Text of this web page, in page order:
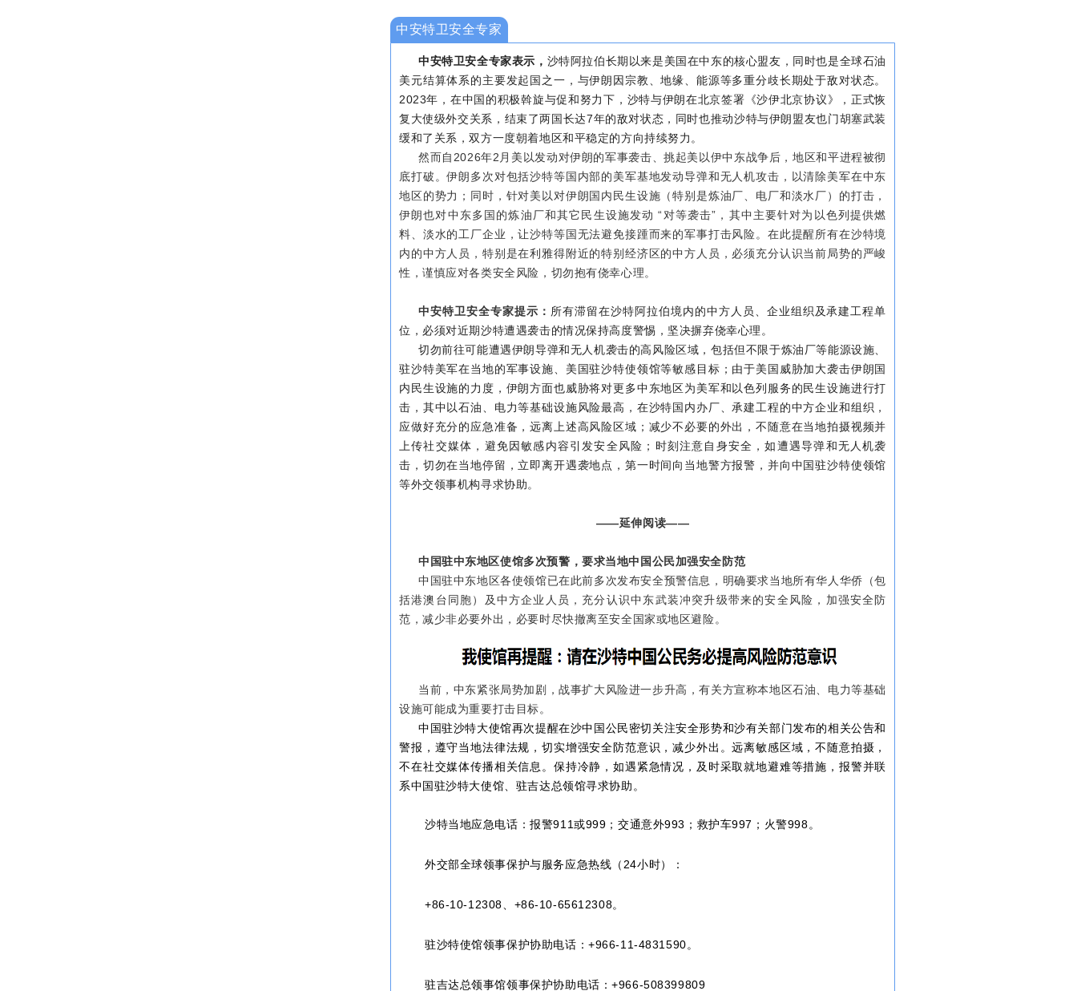
中安特卫安全专家
中安特卫安全专家表示， 沙特阿拉伯长期以来是美国在中东的核心盟友，同时也是全球石油
美元结算体系的主要发起国之一，与伊朗因宗教、地缘、能源等多重分歧长期处于敌对状态。
2023年，在中国的积极斡旋与促和努力下，沙特与伊朗在北京签署《沙伊北京协议》，正式恢
复大使级外交关系，结束了两国长达7年的敌对状态，同时也推动沙特与伊朗盟友也门胡塞武装
缓和了关系，双方一度朝着地区和平稳定的方向持续努力。
然而自2026年2月美以发动对伊朗的军事袭击、挑起美以伊中东战争后，地区和平进程被彻
底打破。伊朗多次对包括沙特等国内部的美军基地发动导弹和无人机攻击，以清除美军在中东
地区的势力；同时，针对美以对伊朗国内民生设施（特别是炼油厂、电厂和淡水厂）的打击，
伊朗也对中东多国的炼油厂和其它民生设施发动 “对等袭击”，其中主要针对为以色列提供燃
料、淡水的工厂企业，让沙特等国无法避免接踵而来的军事打击风险。在此提醒所有在沙特境
内的中方人员，特别是在利雅得附近的特别经济区的中方人员，必须充分认识当前局势的严峻
性，谨慎应对各类安全风险，切勿抱有侥幸心理。
中安特卫安全专家提示： 所有滞留在沙特阿拉伯境内的中方人员、企业组织及承建工程单
位，必须对近期沙特遭遇袭击的情况保持高度警惕，坚决摒弃侥幸心理。
切勿前往可能遭遇伊朗导弹和无人机袭击的高风险区域，包括但不限于炼油厂等能源设施、
驻沙特美军在当地的军事设施、美国驻沙特使领馆等敏感目标； 由于美国威胁加大袭击伊朗国
内民生设施的力度，伊朗方面也威胁将对更多中东地区为美军和以色列服务的民生设施进行打
击，其中以石油、电力等基础设施风险最高，在沙特国内办厂、承建工程的中方企业和组织，
应做好充分的应急准备，远离上述高风险区域； 减少不必要的外出，不随意在当地拍摄视频并
上传社交媒体，避免因敏感内容引发安全风险； 时刻注意自身安全，如遭遇导弹和无人机袭
击，切勿在当地停留，立即离开遇袭地点，第一时间向当地警方报警，并向中国驻沙特使领馆
等外交领事机构寻求协助。
——延伸阅读——
中国驻中东地区使馆多次预警，要求当地中国公民加强安全防范
中国驻中东地区各使领馆已在此前多次发布安全预警信息，明确要求当地所有华人华侨（包
括港澳台同胞）及中方企业人员，充分认识中东武装冲突升级带来的安全风险，加强安全防
范，减少非必要外出，必要时尽快撤离至安全国家或地区避险。
当前，中东紧张局势加剧，战事扩大风险进一步升高，有关方宣称本地区石油、电力等基础
设施可能成为重要打击目标。
中国驻沙特大使馆再次提醒在沙中国公民密切关注安全形势和沙有关部门发布的相关公告和
警报，遵守当地法律法规，切实增强安全防范意识，减少外出。远离敏感区域，不随意拍摄，
不在社交媒体传播相关信息。保持冷静，如遇紧急情况，及时采取就地避难等措施，报警并联
系中国驻沙特大使馆、驻吉达总领馆寻求协助。
沙特当地应急电话：报警911或999；交通意外993；救护车997；火警998。
外交部全球领事保护与服务应急热线（24小时）：
+86-10-12308、+86-10-65612308。
驻沙特使馆领事保护协助电话：+966-11-4831590。
驻吉达总领事馆领事保护协助电话：+966-508399809